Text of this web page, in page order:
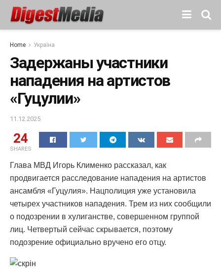
Home Україна
Задержаны участники
нападения на артистов
«Гуцулии»
11.12.2025
24
SHARES
Глава МВД Игорь Клименко рассказал, как
продвигается расследование нападения на артистов
ансамбля «Гуцулия». Нацполиция уже установила
четырех участников нападения. Трем из них сообщили
о подозрении в хулиганстве, совершенном группой
лиц. Четвертый сейчас скрывается, поэтому
подозрение официально вручено его отцу.